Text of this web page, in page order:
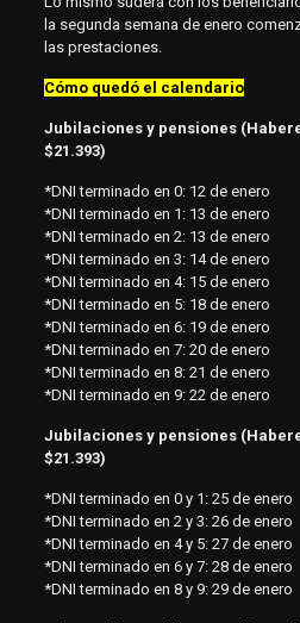
la segunda semana de enero
las prestaciones.
Cómo quedó el calendario
Jubilaciones y pensiones
$21.393)
*DNI terminado en 0: 12 de enero
*DNI terminado en 1: 13 de enero
*DNI terminado en 2: 13 de enero
*DNI terminado en 3: 14 de enero
*DNI terminado en 4: 15 de enero
*DNI terminado en 5: 18 de enero
*DNI terminado en 6: 19 de enero
*DNI terminado en 7: 20 de enero
*DNI terminado en 8: 21 de enero
*DNI terminado en 9: 22 de enero
Jubilaciones y pensiones
$21.393)
*DNI terminado en 0 y 1: 25 de enero
*DNI terminado en 2 y 3: 26 de enero
*DNI terminado en 4 y 5: 27 de enero
*DNI terminado en 6 y 7: 28 de enero
*DNI terminado en 8 y 9: 29 de enero